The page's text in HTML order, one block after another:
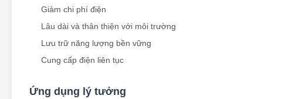
Giảm chi phí điện
Lâu dài và thân thiện với môi trường
Lưu trữ năng lượng bền vững
Cung cấp điện liên tục
Ứng dụng lý tưởng